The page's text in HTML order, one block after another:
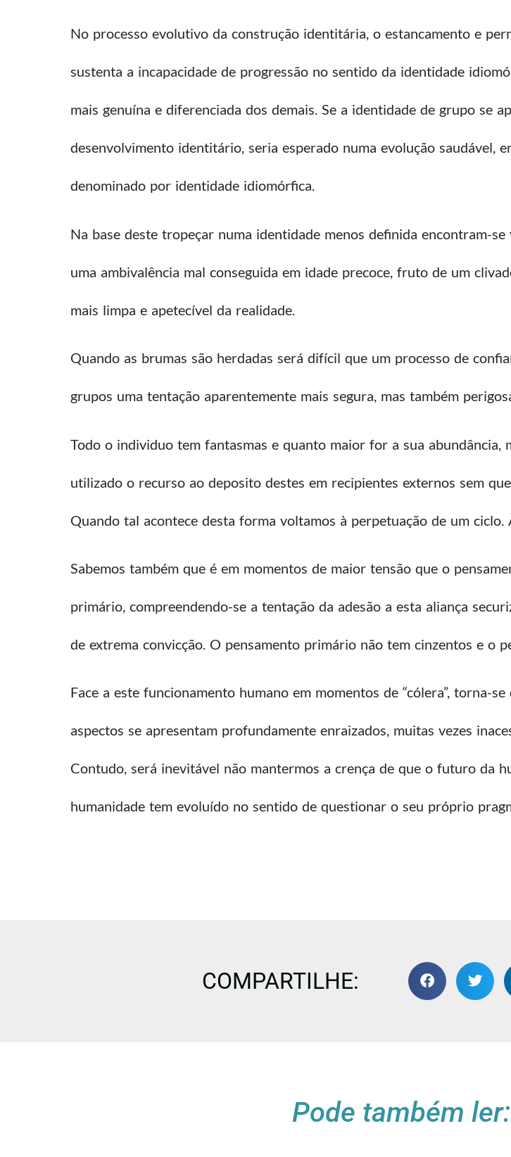
No processo evolutivo da construção identitária, o estancamento e
sustenta a incapacidade de progressão no sentido da identidade
mais genuína e diferenciada dos demais. Se a identidade de grupo se
desenvolvimento identitário, seria esperado numa evolução saudável,
denominado por identidade idiomórfica.
Na base deste tropeçar numa identidade menos definida encontram-
uma ambivalência mal conseguida em idade precoce, fruto de um
mais limpa e apetecível da realidade.
Quando as brumas são herdadas será difícil que um processo de
grupos uma tentação aparentemente mais segura, mas também
Todo o individuo tem fantasmas e quanto maior for a sua abundância,
utilizado o recurso ao deposito destes em recipientes externos sem
Quando tal acontece desta forma voltamos à perpetuação de um
Sabemos também que é em momentos de maior tensão que o
primário, compreendendo-se a tentação da adesão a esta aliança
de extrema convicção. O pensamento primário não tem cinzentos e o
Face a este funcionamento humano em momentos de “cólera”, torna-
aspectos se apresentam profundamente enraizados, muitas vezes
Contudo, será inevitável não mantermos a crença de que o futuro da
humanidade tem evoluído no sentido de questionar o seu próprio
COMPARTILHE:
Pode também ler: